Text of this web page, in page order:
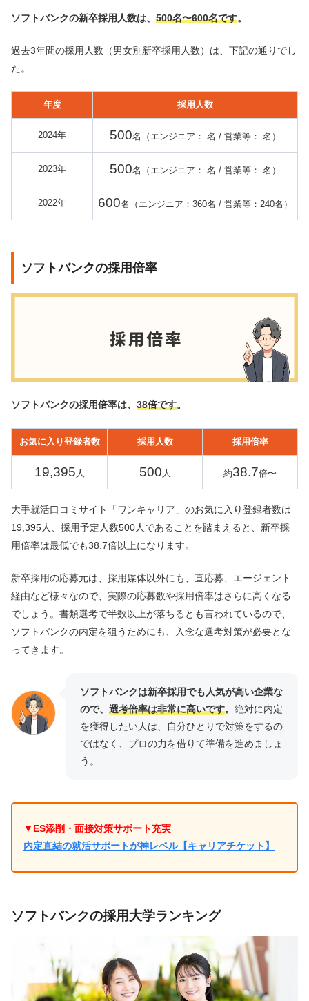
ソフトバンクの新卒採用人数は、 500名〜600名です。
過去3年間の採用人数（男女別新卒採用人数）は、下記の通りでし
た。
年度 採用人数
2024年 500名（エンジニア：-名 / 営業等：-名）
2023年 500名（エンジニア：-名 / 営業等：-名）
2022年 600名（エンジニア：360名 / 営業等：240名）
ソフトバンクの採用倍率
ソフトバンクの採用倍率は、 38倍です。
お気に入り登録者数 採用人数 採用倍率
19,395 人 500 人 約38.7倍〜
大手就活口コミサイト「ワンキャリア」のお気に入り登録者数は
19,395人、採用予定人数500人であることを踏まえると、新卒採
用倍率は最低でも38.7倍以上になります。
新卒採用の応募元は、採用媒体以外にも、直応募、エージェント
経由など様々なので、実際の応募数や採用倍率はさらに高くなる
でしょう。書類選考で半数以上が落ちるとも言われているので、
ソフトバンクの内定を狙うためにも、入念な選考対策が必要とな
ってきます。
ソフトバンクは新卒採用でも人気が高い企業な
ので、 選考倍率は非常に高いです。 絶対に内定
を獲得したい人は、自分ひとりで対策をするの
ではなく、プロの力を借りて準備を進めましょ
う。
▼ES添削・面接対策サポート充実
内定直結の就活サポートが神レベル【キャリアチケット】
ソフトバンクの採用大学ランキング